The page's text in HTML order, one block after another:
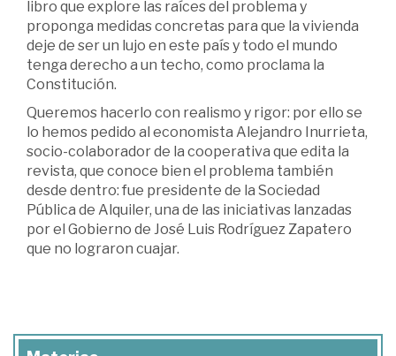
libro que explore las raíces del problema y
proponga medidas concretas para que la vivienda
deje de ser un lujo en este país y todo el mundo
tenga derecho a un techo, como proclama la
Constitución.
Queremos hacerlo con realismo y rigor: por ello se
lo hemos pedido al economista Alejandro Inurrieta,
socio-colaborador de la cooperativa que edita la
revista, que conoce bien el problema también
desde dentro: fue presidente de la Sociedad
Pública de Alquiler, una de las iniciativas lanzadas
por el Gobierno de José Luis Rodríguez Zapatero
que no lograron cuajar.